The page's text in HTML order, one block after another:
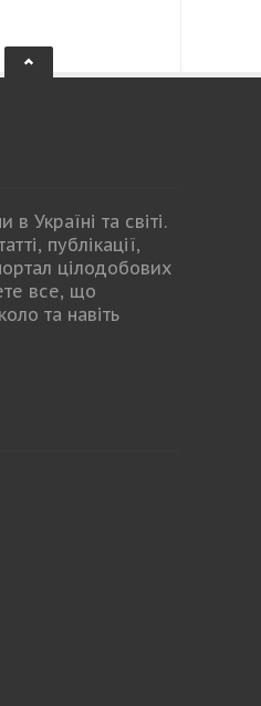
в Україні та світі.
публікації,
цілодобових
все, що
та навіть